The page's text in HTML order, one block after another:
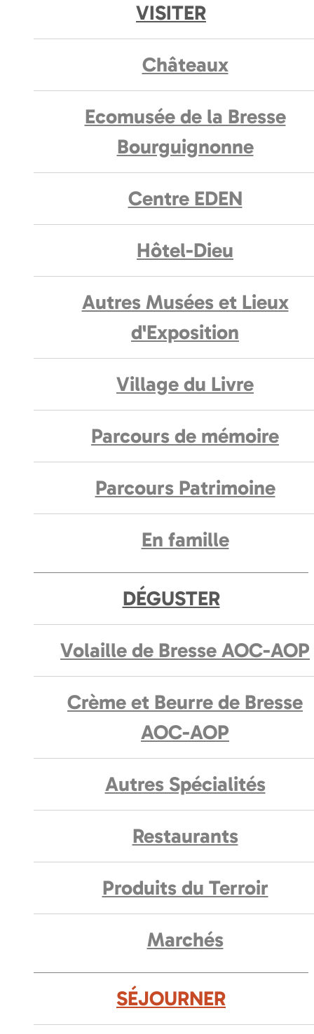
VISITER
Châteaux
Ecomusée de la Bresse
Bourguignonne
Centre EDEN
Hôtel-Dieu
Autres Musées et Lieux
d'Exposition
Village du Livre
Parcours de mémoire
Parcours Patrimoine
En famille
DÉGUSTER
Volaille de Bresse AOC-AOP
Crème et Beurre de Bresse
AOC-AOP
Autres Spécialités
Restaurants
Produits du Terroir
Marchés
SÉJOURNER